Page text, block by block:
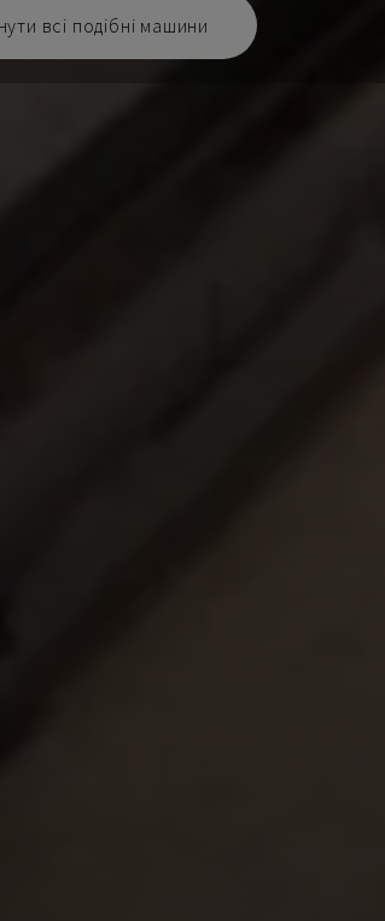
всі подібні машини